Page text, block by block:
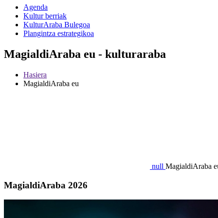
Agenda
Kultur berriak
KulturAraba Bulegoa
Plangintza estrategikoa
MagialdiAraba eu - kulturaraba
Hasiera
MagialdiAraba eu
null MagialdiAraba
MagialdiAraba 2026